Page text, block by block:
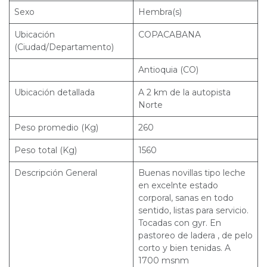
Sexo Hembra(s)
Ubicación
(Ciudad/Departamento)
COPACABANA
Antioquia (CO)
Ubicación detallada
A 2 km de la autopista
Norte
Peso promedio (Kg) 260
Peso total (Kg) 1560
Descripción General
Buenas novillas tipo leche
en excelnte estado
corporal, sanas en todo
sentido, listas para servicio.
Tocadas con gyr. En
pastoreo de ladera , de pelo
corto y bien tenidas. A
1700 msnm